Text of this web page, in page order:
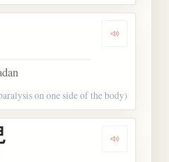
Dengarkan
on one side of the body)
Dengarkan